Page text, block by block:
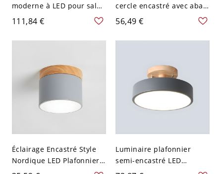
moderne à LED pour salon
avec abat-jour rond en
acrylique gris, 9" L
111,84 €
cercle encastré avec abat-
jour en acrylique blanc - 1
lumière - 110 V-120 V Gris
22,86 cm Blanc
56,49 €
Éclairage Encastré Style
Nordique LED Plafonnier
Cylindrique en Métal pour
Luminaire plafonnier
semi-encastré LED
Macaron avec abat-jour